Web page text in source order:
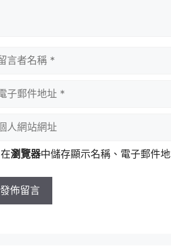
在瀏覽器中儲存顯示名稱、電子郵件